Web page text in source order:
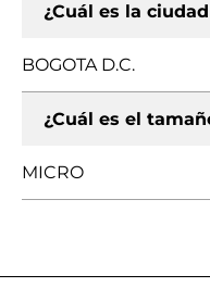
¿Cuál es la
BOGOTA D.C.
¿Cuál es el
MICRO